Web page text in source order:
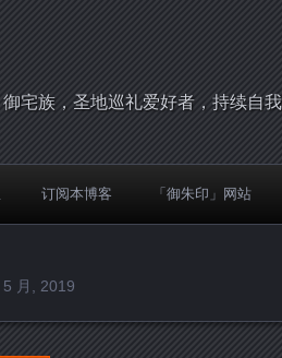
宅族，圣地巡礼爱好者，持续自
订阅本博客 「御朱印」网站
月, 2019